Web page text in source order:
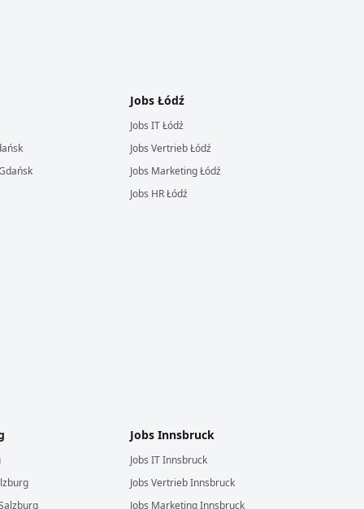
Jobs Łódź
Jobs ITŁódź
Jobs VertriebŁódź
Jobs MarketingŁódź
Jobs HRŁódź
Jobs Innsbruck
Jobs ITInnsbruck
Jobs VertriebInnsbruck
Jobs MarketingInnsbruck